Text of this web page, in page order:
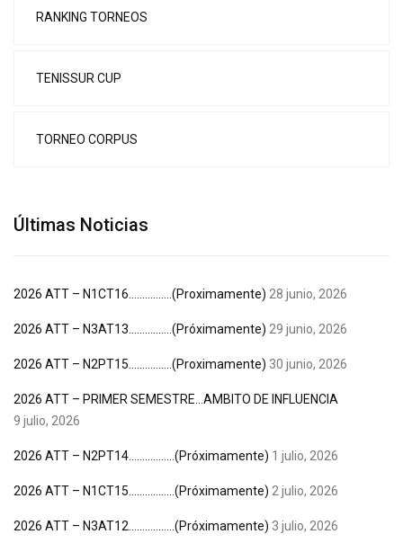
RANKING TORNEOS
TENISSUR CUP
TORNEO CORPUS
Últimas Noticias
2026 ATT – N1CT16…………….(Proximamente) 28 junio, 2026
2026 ATT – N3AT13…………….(Próximamente) 29 junio, 2026
2026 ATT – N2PT15…………….(Proximamente) 30 junio, 2026
2026 ATT – PRIMER SEMESTRE…AMBITO DE INFLUENCIA
9 julio, 2026
2026 ATT – N2PT14……………..(Próximamente) 1 julio, 2026
2026 ATT – N1CT15……………..(Próximamente) 2 julio, 2026
2026 ATT – N3AT12……………..(Próximamente) 3 julio, 2026